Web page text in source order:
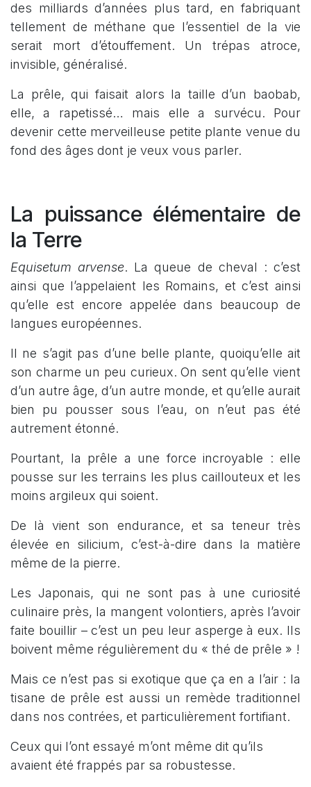
des milliards d’années plus tard, en fabriquant
tellement de méthane que l’essentiel de la vie
serait mort d’étouffement. Un trépas atroce,
invisible, généralisé.
La prêle, qui faisait alors la taille d’un baobab,
elle, a rapetissé… mais elle a survécu. Pour
devenir cette merveilleuse petite plante venue du
fond des âges dont je veux vous parler.
La puissance élémentaire de
la Terre
Equisetum arvense. La queue de cheval : c’est
ainsi que l’appelaient les Romains, et c’est ainsi
qu’elle est encore appelée dans beaucoup de
langues européennes.
Il ne s’agit pas d’une belle plante, quoiqu’elle ait
son charme un peu curieux. On sent qu’elle vient
d’un autre âge, d’un autre monde, et qu’elle aurait
bien pu pousser sous l’eau, on n’eut pas été
autrement étonné.
Pourtant, la prêle a une force incroyable : elle
pousse sur les terrains les plus caillouteux et les
moins argileux qui soient.
De là vient son endurance, et sa teneur très
élevée en silicium, c’est-à-dire dans la matière
même de la pierre.
Les Japonais, qui ne sont pas à une curiosité
culinaire près, la mangent volontiers, après l’avoir
faite bouillir – c’est un peu leur asperge à eux. Ils
boivent même régulièrement du « thé de prêle » !
Mais ce n’est pas si exotique que ça en a l’air : la
tisane de prêle est aussi un remède traditionnel
dans nos contrées, et particulièrement fortifiant.
Ceux qui l’ont essayé m’ont même dit qu’ils
avaient été frappés par sa robustesse.